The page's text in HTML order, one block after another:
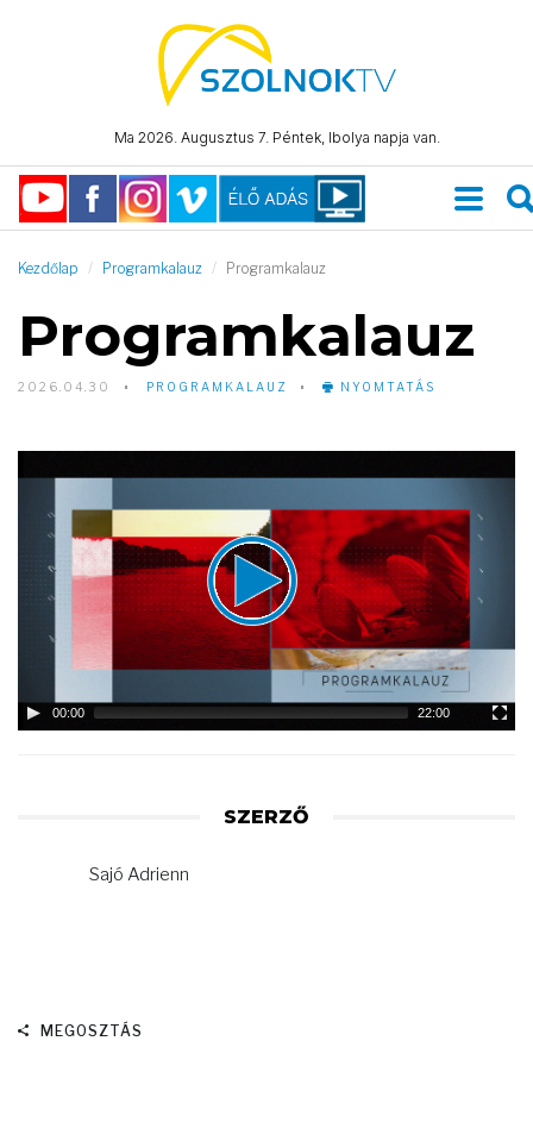
Ma 2026. Augusztus 7. Péntek, Ibolya napja van.
Kezdőlap Programkalauz Programkalauz
Programkalauz
2026.04.30 PROGRAMKALAUZ NYOMTATÁS
00:00 22:00
SZERZŐ
Sajó Adrienn
MEGOSZTÁS